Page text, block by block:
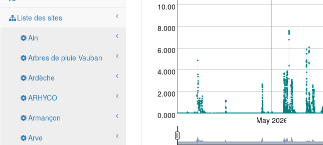
Liste des sites
Ain
Arbres de pluie Vauban
Ardèche
ARHYCO
Armançon
Arve
0.000
2.000
4.000
6.000
8.000
10.00
May 2026